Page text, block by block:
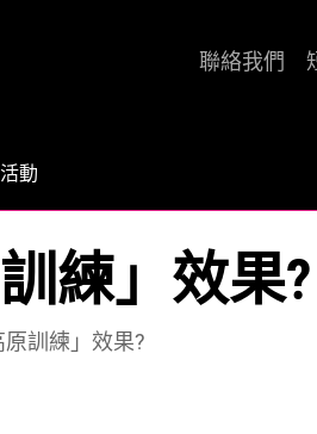
活動
聯絡我們
練」效果?
訓練」效果?